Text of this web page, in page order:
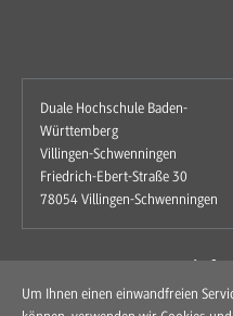
Duale Hochschule Baden-
Württemberg
Villingen-Schwenningen
Friedrich-Ebert-Straße 30
78054 Villingen-Schwenningen
Um Ihnen einen einwandfreien